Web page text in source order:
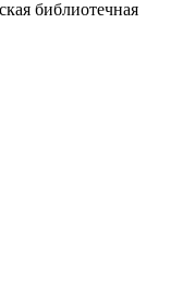
библиотечная